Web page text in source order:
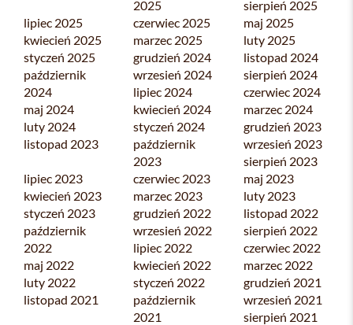
2025
sierpień 2025
lipiec 2025
czerwiec 2025
maj 2025
kwiecień 2025
marzec 2025
luty 2025
styczeń 2025
grudzień 2024
listopad 2024
październik
2024
wrzesień 2024
sierpień 2024
lipiec 2024
czerwiec 2024
maj 2024
kwiecień 2024
marzec 2024
luty 2024
styczeń 2024
grudzień 2023
listopad 2023
październik
2023
wrzesień 2023
sierpień 2023
lipiec 2023
czerwiec 2023
maj 2023
kwiecień 2023
marzec 2023
luty 2023
styczeń 2023
grudzień 2022
listopad 2022
październik
2022
wrzesień 2022
sierpień 2022
lipiec 2022
czerwiec 2022
maj 2022
kwiecień 2022
marzec 2022
luty 2022
styczeń 2022
grudzień 2021
listopad 2021
październik
2021
wrzesień 2021
sierpień 2021